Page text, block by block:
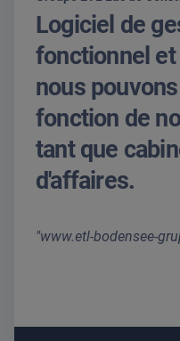
Logiciel de
fonctionnel
nous
fonction de
tant que
d'affaires.
www.etl-bodensee-